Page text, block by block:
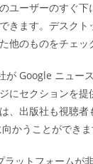
ユーザーのすぐ
きます。デスク
他のものをチェ
Google ニュー
にセクションを
、出版社も視聴
かうことができま
ットフォームが